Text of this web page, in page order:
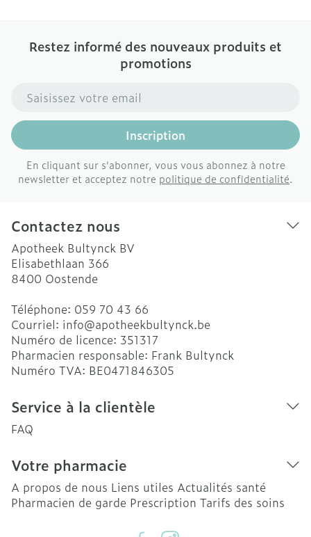
Restez informé des nouveaux produits et
promotions
Adresse mail
Inscription
En cliquant sur s'abonner, vous vous abonnez à notre
newsletter et acceptez notre politique de confidentialité.
Contactez nous
Apotheek Bultynck BV
Elisabethlaan 366
8400 Oostende
Téléphone: 059 70 43 66
Courriel: info@apotheekbultynck.be
Numéro de licence: 351317
Pharmacien responsable: Frank Bultynck
Numéro TVA: BE0471846305
Service à la clientèle
FAQ
Votre pharmacie
A propos de nous Liens utiles Actualités santé
Pharmacien de garde Prescription Tarifs des soins